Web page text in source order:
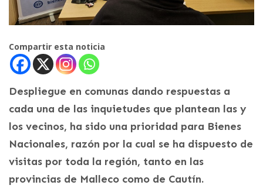
Compartir esta noticia
Despliegue en comunas dando respuestas a
cada una de las inquietudes que plantean las y
los vecinos, ha sido una prioridad para Bienes
Nacionales, razón por la cual se ha dispuesto de
visitas por toda la región, tanto en las
provincias de Malleco como de Cautín.